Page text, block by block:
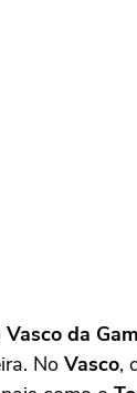
Vasco da
No Vasco,